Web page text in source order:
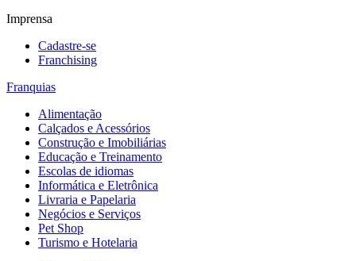
Imprensa
Cadastre-se
Franchising
Franquias
Alimentação
Calçados e Acessórios
Construção e Imobiliárias
Educação e Treinamento
Escolas de idiomas
Informática e Eletrônica
Livraria e Papelaria
Negócios e Serviços
Pet Shop
Turismo e Hotelaria